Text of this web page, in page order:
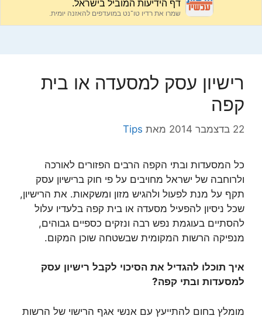
רישיון עסק למסעדה או בית
קפה
22 בדצמבר 2014 מאת Tips
כל המסעדות ובתי הקפה הרבים הפזורים לאורכה
ולרוחבה של ישראל מחויבים על פי חוק ברישיון עסק
תקף על מנת לפעול ולהגיש מזון ומשקאות. את הרישיון,
שכל ניסיון להפעיל מסעדה או בית קפה בלעדיו עלול
להסתיים בעוגמת נפש רבה ונזקים כספיים גבוהים,
מנפיקה הרשות המקומית שבשטחה שוכן המקום.
איך תוכלו להגדיל את הסיכוי לקבל רישיון עסק
למסעדות ובתי קפה?
מומלץ בחום להתייעץ עם אנשי אגף הרישוי של הרשות